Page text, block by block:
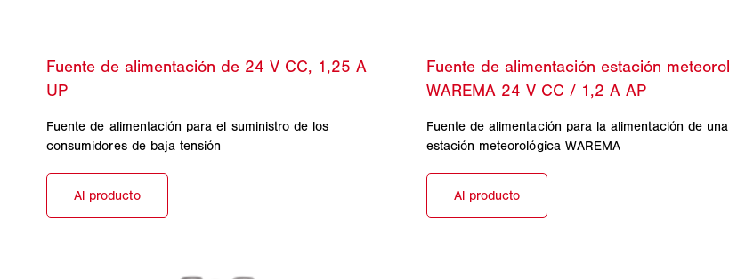
Fuente de alimentación para el suministro de los
consumidores de baja tensión
Fuente de alimentación para la alimentación de una
estación meteorológica WAREMA